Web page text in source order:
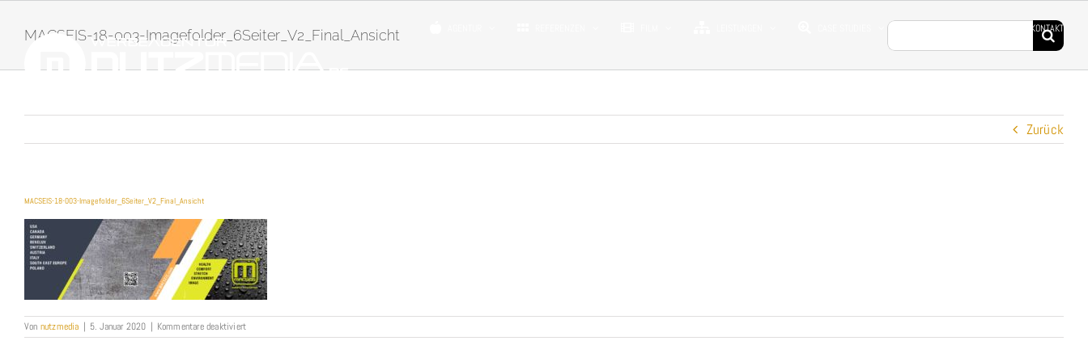
Inhalt
springen
KONTAKT
MACSEIS-18-003-Imagefolder_6Seiter_V2_Final_Ansicht
Suche
nach:
Zurück
MACSEIS-18-003-Imagefolder_6Seiter_V2_Final_Ansicht
Von nutzmedia | 5. Januar 2020 | Kommentare deaktiviertfür
MACSEIS-